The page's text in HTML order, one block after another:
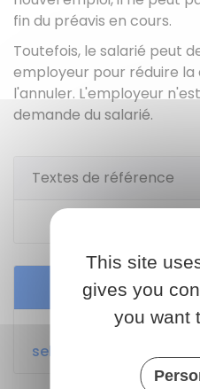
fin du préavis en cours.
Toutefois, le salarié peut
employeur pour réduire la
l'annuler. L'employeur
demande du salarié.
Textes de référence
Services en ligne et
Calculer la durée
selon la convention
This site
gives you
you want